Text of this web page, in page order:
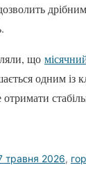
що
одним із
отримати
травня 2026,